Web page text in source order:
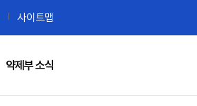
사이트맵
약제부 소식